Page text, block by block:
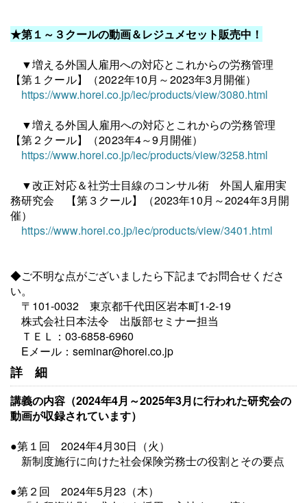
★第１～３クールの動画＆レジュメセット販売中！
▼増える外国人雇用への対応とこれからの労務管理
【第１クール】（2022年10月～2023年3月開催）
https://www.horei.co.jp/iec/products/view/3080.html
▼増える外国人雇用への対応とこれからの労務管理
【第２クール】
（2023年4～9月開催）
https://www.horei.co.jp/iec/products/view/3258.html
▼改正対応＆社労士目線のコンサル術 外国人雇用実
務研究会 【第３クール】
（2023年10月～2024年3月開
催）
https://www.horei.co.jp/iec/products/view/3401.html
◆ご不明な点がございましたら下記までお問合せくださ
い。
〒101-0032 東京都千代田区岩本町1-2-19
株式会社日本法令 出版部セミナー担当
ＴＥＬ：03-6858-6960
Eメール：seminar@horei.co.jp
詳細
講義の内容（2024年4月 ～2025年3月に行われた研究会の
動画が収録されています）
●第１回 2024年4月30日（火）
新制度施行に向けた社会保険労務士の役割とその要点
●第２回
2024年5月23（木）